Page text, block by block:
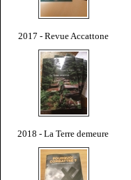
2017 - Revue Accattone
2018 - La Terre demeure